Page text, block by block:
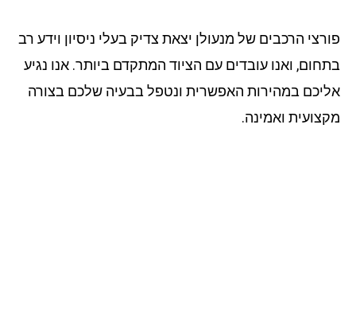
הרכבים של מנעולן יצאת צדיק בעלי ניסיון וידע רב
ואנו עובדים עם הציוד המתקדם ביותר. אנו נגיע
במהירות האפשרית ונטפל בבעיה שלכם בצורה
ואמינה.